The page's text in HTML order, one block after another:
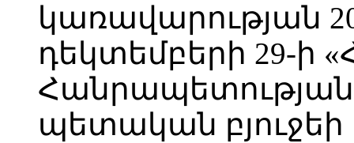
կառավարության
դեկտեմբերի 29-ի
Հանրապետության
պետական